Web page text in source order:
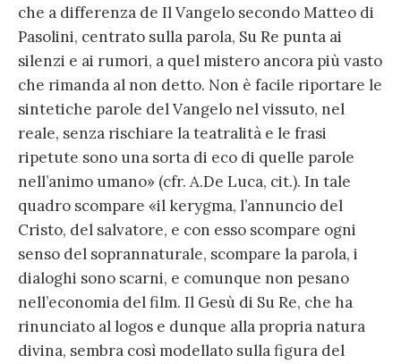
che a differenza de Il Vangelo secondo Matteo di
Pasolini, centrato sulla parola, Su Re punta ai
silenzi e ai rumori, a quel mistero ancora più vasto
che rimanda al non detto. Non è facile riportare le
sintetiche parole del Vangelo nel vissuto, nel
reale, senza rischiare la teatralità e le frasi
ripetute sono una sorta di eco di quelle parole
nell’animo umano» (cfr. A.De Luca, cit.). In tale
quadro scompare «il kerygma, l’annuncio del
Cristo, del salvatore, e con esso scompare ogni
senso del soprannaturale, scompare la parola, i
dialoghi sono scarni, e comunque non pesano
nell’economia del film. Il Gesù di Su Re, che ha
rinunciato al logos e dunque alla propria natura
divina, sembra così modellato sulla figura del